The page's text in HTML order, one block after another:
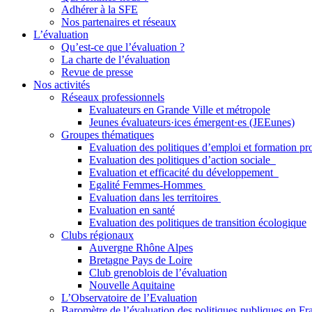
Adhérer à la SFE
Nos partenaires et réseaux
L’évaluation
Qu’est-ce que l’évaluation ?
La charte de l’évaluation
Revue de presse
Nos activités
Réseaux professionnels
Evaluateurs en Grande Ville et métropole
Jeunes évaluateurs·ices émergent·es (JEEunes)
Groupes thématiques
Evaluation des politiques d’emploi et formation
Evaluation des politiques d’action sociale
Evaluation et efficacité du développement
Egalité Femmes-Hommes
Evaluation dans les territoires
Evaluation en santé
Evaluation des politiques de transition écologique
Clubs régionaux
Auvergne Rhône Alpes
Bretagne Pays de Loire
Club grenoblois de l’évaluation
Nouvelle Aquitaine
L’Observatoire de l’Evaluation